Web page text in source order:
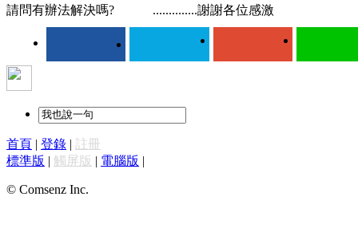
請問有辦法解決嗎? ..............謝謝各位感激
首頁 | 登錄 | 註冊
標準版 | 觸屏版 | 電腦版 |
© Comsenz Inc.